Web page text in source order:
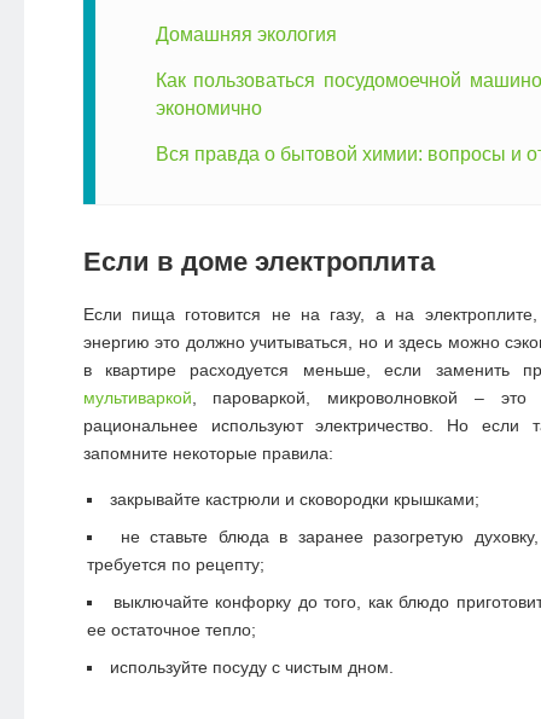
Домашняя экология
Как пользоваться посудомоечной
экономично
Вся правда о бытовой химии: вопросы и
Если в доме электроплита
Если пища готовится не на газу, а на
энергию это должно учитываться, но и здесь можно
в квартире расходуется меньше, если заменить
мультиваркой , пароваркой, микроволновкой –
рациональнее используют электричество. Но если
запомните некоторые правила:
закрывайте кастрюли и сковородки крышками;
не ставьте блюда в заранее разогретую
требуется по рецепту;
выключайте конфорку до того, как блюдо
ее остаточное тепло;
используйте посуду с чистым дном.